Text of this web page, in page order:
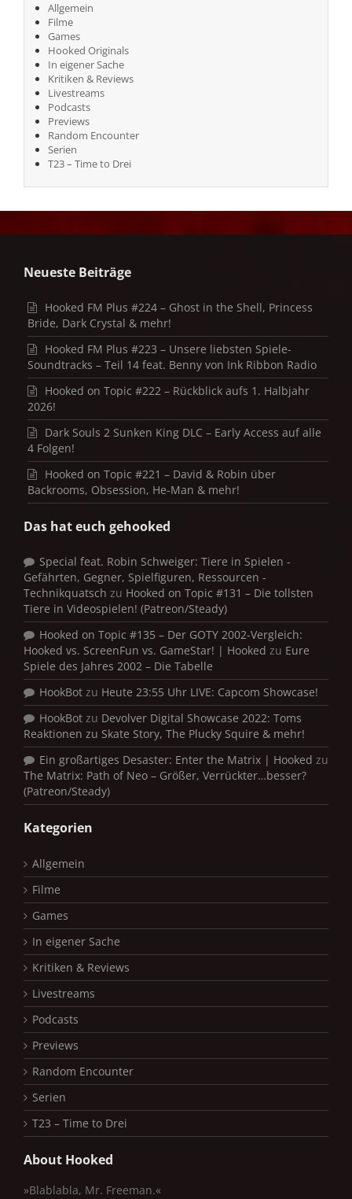
Allgemein
Filme
Games
Hooked Originals
In eigener Sache
Kritiken & Reviews
Livestreams
Podcasts
Previews
Random Encounter
Serien
T23 – Time to Drei
Neueste Beiträge
Hooked FM Plus #224 – Ghost in the Shell, Princess
Bride, Dark Crystal & mehr!
Hooked FM Plus #223 – Unsere liebsten Spiele-
Soundtracks – Teil 14 feat. Benny von Ink Ribbon Radio
Hooked on Topic #222 – Rückblick aufs 1. Halbjahr
2026!
Dark Souls 2 Sunken King DLC – Early Access auf alle
4 Folgen!
Hooked on Topic #221 – David & Robin über
Backrooms, Obsession, He-Man & mehr!
Das hat euch gehooked
Special feat. Robin Schweiger: Tiere in Spielen -
Gefährten, Gegner, Spielfiguren, Ressourcen -
Technikquatsch zu Hooked on Topic #131 – Die tollsten
Tiere in Videospielen! (Patreon/Steady)
Hooked on Topic #135 – Der GOTY 2002-Vergleich:
Hooked vs. ScreenFun vs. GameStar! | Hooked zu Eure
Spiele des Jahres 2002 – Die Tabelle
HookBot zu Heute 23:55 Uhr LIVE: Capcom Showcase!
HookBot zu Devolver Digital Showcase 2022: Toms
Reaktionen zu Skate Story, The Plucky Squire & mehr!
Ein großartiges Desaster: Enter the Matrix | Hooked zu
The Matrix: Path of Neo – Größer, Verrückter…besser?
(Patreon/Steady)
Kategorien
Allgemein
Filme
Games
In eigener Sache
Kritiken & Reviews
Livestreams
Podcasts
Previews
Random Encounter
Serien
T23 – Time to Drei
About Hooked
»Blablabla, Mr. Freeman.«